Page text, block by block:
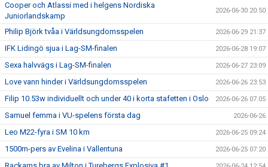
Cooper och Atlassi med i helgens Nordiska
Juniorlandskamp
2026-06-30 20:50
Philip Björk tvåa i Världsungdomsspelen 2026-06-29 21:37
IFK Lidingö sjua i Lag-SM-finalen 2026-06-28 19:07
Sexa halvvägs i Lag-SM-finalen 2026-06-27 23:09
Love vann hinder i Världsungdomsspelen 2026-06-26 23:53
Filip 10.53w individuellt och under 40 i korta stafetten i Oslo 2026-06-26 07:05
Samuel femma i VU-spelens första dag 2026-06-26
Leo M22-fyra i SM 10 km 2026-06-25 09:24
1500m-pers av Evelina i Vallentuna 2026-06-25 07:20